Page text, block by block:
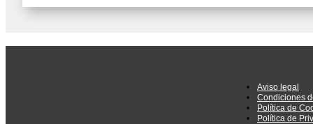
era:
es:
Aviso legal
Condiciones
Política de
Política de